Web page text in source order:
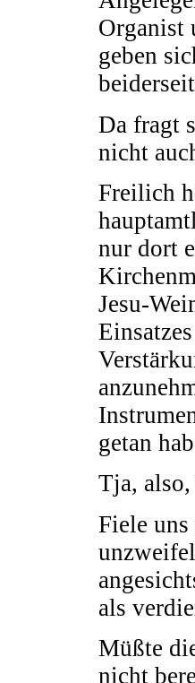
Organist
geben
Da fragt
nicht
Freilich
nur dort
Jesu-
getan
Tja, also,
Fiele
als
Müßte
nicht